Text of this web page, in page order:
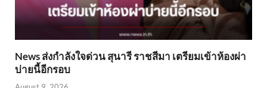
News ส่งกำลังใจด่วน สุนารี ราชสีมา เตรียมเข้าห้องผ่า
บ่ายนี้อีกรอบ